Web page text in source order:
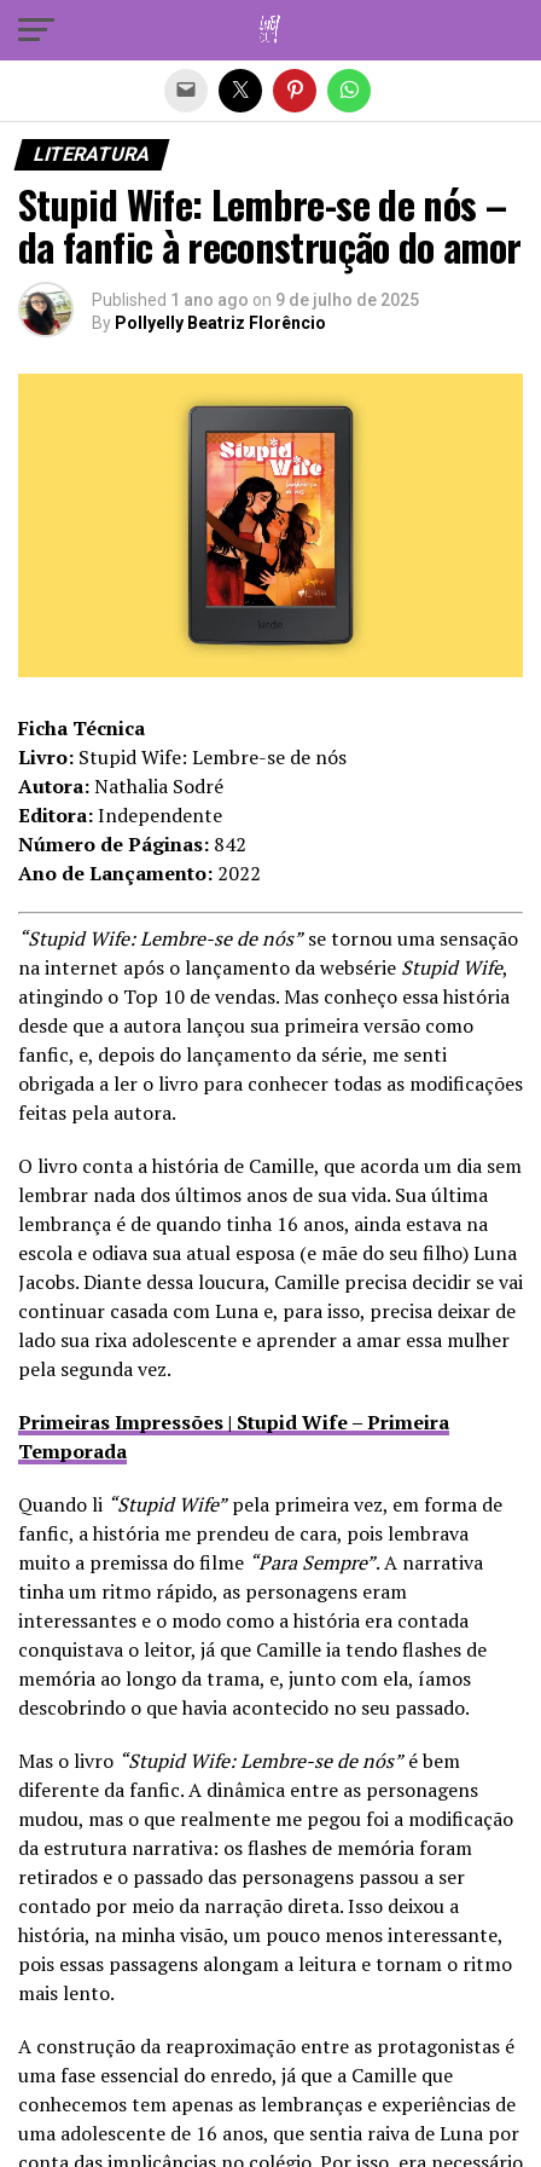
LITERATURA
Stupid Wife: Lembre-se de nós –
da fanfic à reconstrução do amor
Published 1 ano ago on 9 de julho de 2025
By Pollyelly Beatriz Florêncio
Ficha Técnica
Livro: Stupid Wife: Lembre-se de nós
Autora:Nathalia Sodré
Editora:Independente
Número de Páginas: 842
Ano de Lançamento: 2022
“Stupid Wife: Lembre-se de nós”se tornou uma sensação
na internet após o lançamento da websérie Stupid Wife,
atingindo o Top 10 de vendas. Mas conheço essa história
desde que a autora lançou sua primeira versão como
fanfic, e, depois do lançamento da série, me senti
obrigada a ler o livro para conhecer todas as modificações
feitas pela autora.
O livro conta a história de Camille, que acorda um dia sem
lembrar nada dos últimos anos de sua vida. Sua última
lembrança é de quando tinha 16 anos, ainda estava na
escola e odiava sua atual esposa (e mãe do seu filho) Luna
Jacobs. Diante dessa loucura, Camille precisa decidir se vai
continuar casada com Luna e, para isso, precisa deixar de
lado sua rixa adolescente e aprender a amar essa mulher
pela segunda vez.
Primeiras Impressões | Stupid Wife – Primeira
Temporada
Quando li “Stupid Wife”pela primeira vez, em forma de
fanfic, a história me prendeu de cara, pois lembrava
muito a premissa do filme “Para Sempre”. A narrativa
tinha um ritmo rápido, as personagens eram
interessantes e o modo como a história era contada
conquistava o leitor, já que Camille ia tendo flashes de
memória ao longo da trama, e, junto com ela, íamos
descobrindo o que havia acontecido no seu passado.
Mas o livro “Stupid Wife: Lembre-se de nós”é bem
diferente da fanfic. A dinâmica entre as personagens
mudou, mas o que realmente me pegou foi a modificação
da estrutura narrativa: os flashes de memória foram
retirados e o passado das personagens passou a ser
contado por meio da narração direta. Isso deixou a
história, na minha visão, um pouco menos interessante,
pois essas passagens alongam a leitura e tornam o ritmo
mais lento.
A construção da reaproximação entre as protagonistas é
uma fase essencial do enredo, já que a Camille que
conhecemos tem apenas as lembranças e experiências de
uma adolescente de 16 anos, que sentia raiva de Luna por
Sair da versão mobile